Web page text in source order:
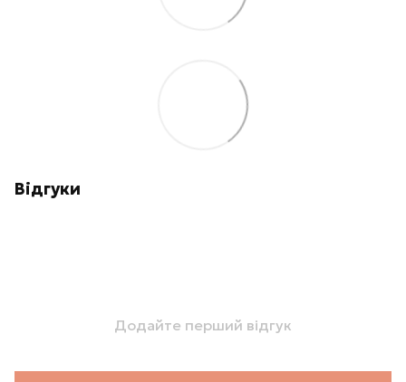
Відгуки
Додайте перший відгук